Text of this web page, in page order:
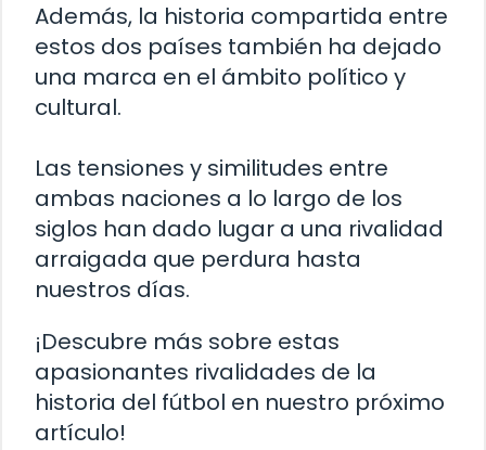
Además, la historia compartida entre
estos dos países también ha dejado
una marca en el ámbito político y
cultural.
Las tensiones y similitudes entre
ambas naciones a lo largo de los
siglos han dado lugar a una rivalidad
arraigada que perdura hasta
nuestros días.
¡Descubre más sobre estas
apasionantes rivalidades de la
historia del fútbol en nuestro próximo
artículo!